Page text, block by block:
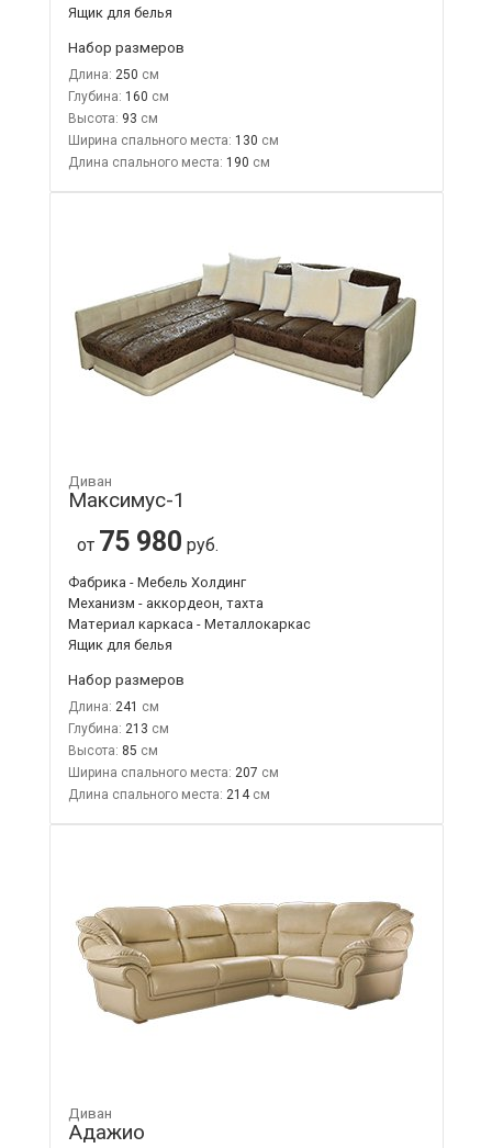
Ящик для белья
Набор размеров
Длина: 250
Глубина: 160
Высота: 93
Ширина спального места: 130
Длина спального места: 190
Диван
Максимус-1
от 75 980 руб.
Фабрика - Мебель Холдинг
Механизм - аккордеон, тахта
Материал каркаса - Металлокаркас
Ящик для белья
Набор размеров
Длина: 241
Глубина: 213
Высота: 85
Ширина спального места: 207
Длина спального места: 214
Диван
Адажио